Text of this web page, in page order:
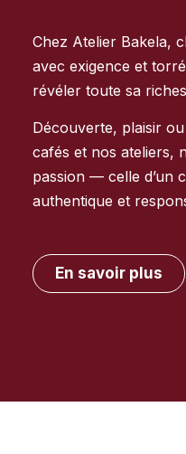
Chez Atelier Bakela,
avec exigence et
révéler toute sa
Découverte, plaisir
cafés et nos ateliers,
passion — celle d’un
authentique et
En savoir plus